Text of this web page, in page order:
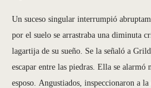
Un suceso singular interrumpió
por el suelo se arrastraba una diminuta
lagartija de su sueño. Se la señaló a
escapar entre las piedras. Ella se
esposo. Angustiados, inspeccionaron a